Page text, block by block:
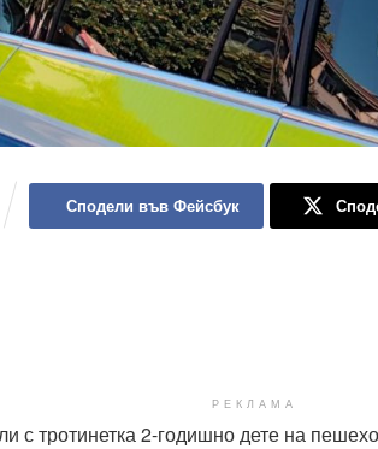
Сподели във Фейсбук
РЕКЛАМА
с тротинетка 2-годишно дете на